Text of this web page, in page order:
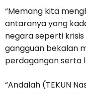
“Memang kita
antaranya yang
negara seperti
gangguan bekalan
perdagangan serta
“Andalah (TEKUN